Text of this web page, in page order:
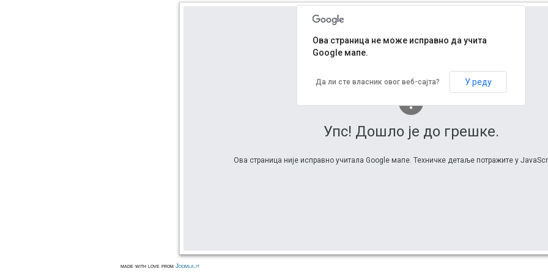
Упс! Дошло је до грешке.
Ова страница није исправно учитала Google мапе. Техничке детаље потражите у
Ова страница не може исправно да учита
Google мапе.
Да ли сте власник овог веб-сајта? У реду
made with love from Joomla.it